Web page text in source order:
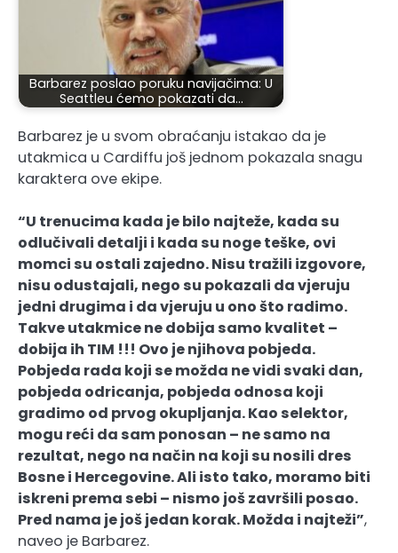
Barbarez poslao poruku navijačima: U
Seattleu ćemo pokazati da…
Barbarez je u svom obraćanju istakao da je
utakmica u Cardiffu još jednom pokazala snagu
karaktera ove ekipe.
“U trenucima kada je bilo najteže, kada su
odlučivali detalji i kada su noge teške, ovi
momci su ostali zajedno. Nisu tražili izgovore,
nisu odustajali, nego su pokazali da vjeruju
jedni drugima i da vjeruju u ono što radimo.
Takve utakmice ne dobija samo kvalitet –
dobija ih TIM !!! Ovo je njihova pobjeda.
Pobjeda rada koji se možda ne vidi svaki dan,
pobjeda odricanja, pobjeda odnosa koji
gradimo od prvog okupljanja. Kao selektor,
mogu reći da sam ponosan – ne samo na
rezultat, nego na način na koji su nosili dres
Bosne i Hercegovine. Ali isto tako, moramo biti
iskreni prema sebi – nismo još završili posao.
Pred nama je još jedan korak. Možda i najteži”,
naveo je Barbarez.